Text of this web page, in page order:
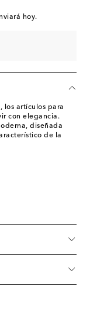
hoy.
los artículos para
con elegancia.
diseñada
de la